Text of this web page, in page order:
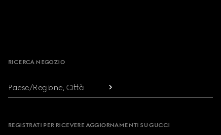
RICERCA NEGOZIO
Paese/Regione, Città
REGISTRATI PER RICEVERE AGGIORNAMENTI SU GUCCI